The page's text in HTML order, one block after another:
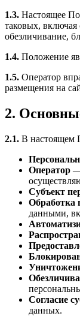
1.3. Настоящее
таковых, включая
обезличивание,
1.4. Положение
1.5. Оператор
размещения на
2.
2.1. В настоящем
Оператор —
Субъект
Обработка
данными,
Согласие
данных.